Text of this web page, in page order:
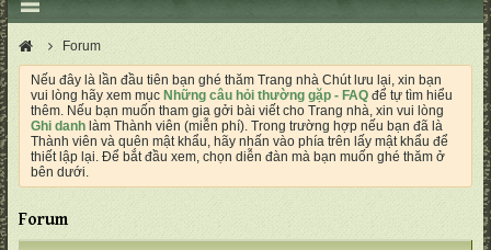
Forum
Nếu đây là lần đầu tiên bạn ghé thăm Trang nhà Chút lưu lại, xin bạn
vui lòng hãy xem mục Những câu hỏi thường gặp - FAQ để tự tìm hiểu
thêm. Nếu bạn muốn tham gia gởi bài viết cho Trang nhà, xin vui lòng
Ghi danh làm Thành viên (miễn phí). Trong trường hợp nếu bạn đã là
Thành viên và quên mật khẩu, hãy nhấn vào phía trên lấy mật khẩu để
thiết lập lại. Để bắt đầu xem, chọn diễn đàn mà bạn muốn ghé thăm ở
bên dưới.
Forum